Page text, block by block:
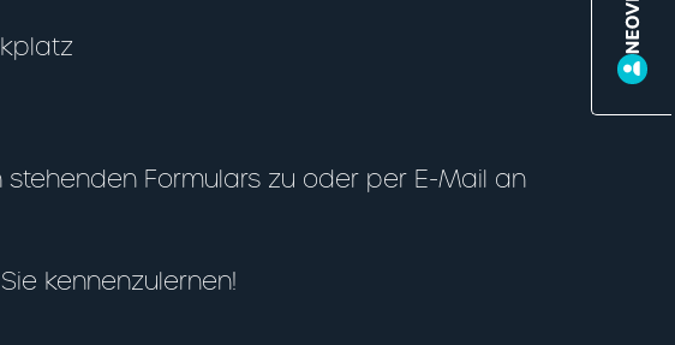
Formulars zu oder per E-Mail an
kennenzulernen!